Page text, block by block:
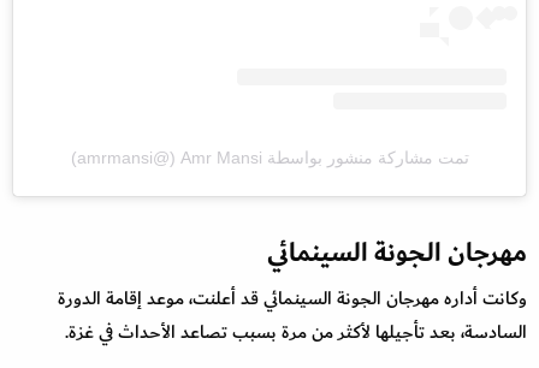
تمت مشاركة منشور بواسطة ‏‎Amr Mansi‎‏ (@‏‎amrmansi‎‏)
مهرجان الجونة السينمائي
وكانت أداره مهرجان الجونة السينمائي قد أعلنت، موعد إقامة الدورة
السادسة، بعد تأجيلها لأكثر من مرة بسبب تصاعد الأحداث في غزة.